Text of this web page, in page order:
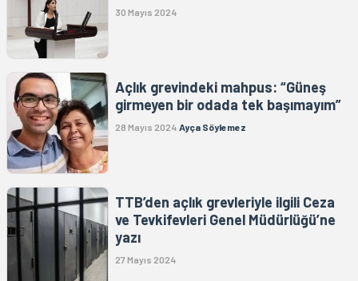
30 Mayıs 2024
Açlık grevindeki mahpus: “Güneş
girmeyen bir odada tek başımayım”
28 Mayıs 2024 Ayça Söylemez
TTB’den açlık grevleriyle ilgili Ceza
ve Tevkifevleri Genel Müdürlüğü’ne
yazı
27 Mayıs 2024